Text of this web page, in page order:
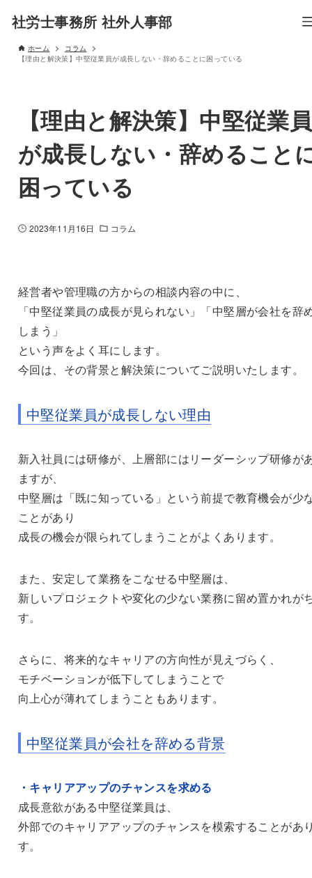
社労士事務所 社外人事部
ホーム
コラム
【理由と解決策】中堅従業員が成長しない・辞めることに困っている
【理由と解決策】中堅従業員
が成長しない・辞めること
困っている
2023年11月16日 コラム
経営者や管理職の方からの相談内容の中に、
「中堅従業員の成長が見られない」「中堅層が会社を辞
しまう」
という声をよく耳にします。
今回は、その背景と解決策についてご説明いたします。
中堅従業員が成長しない理由
新入社員には研修が、上層部にはリーダーシップ研修が
ますが、
中堅層は「既に知っている」という前提で教育機会が少
ことがあり
成長の機会が限られてしまうことがよくあります。
また、安定して業務をこなせる中堅層は、
新しいプロジェクトや変化の少ない業務に留め置かれが
す。
さらに、将来的なキャリアの方向性が見えづらく、
モチベーションが低下してしまうことで
向上心が薄れてしまうこともあります。
中堅従業員が会社を辞める背景
・キャリアアップのチャンスを求める
成長意欲がある中堅従業員は、
外部でのキャリアアップのチャンスを模索することがあ
す。